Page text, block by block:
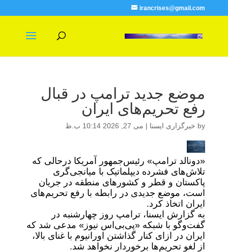
irancrises@gmail.com
موضع جدید ترامپ در قبال
رفع تحریم‌های ایران
by خبرگزاری ایسنا | می 27, 2026 10:14 ب.ظ
«دونالد ترامپ» رئیس‌جمهور آمریکا درحالی که
تلاش‌های فشرده دیپلماتیک با میانجی‌گری
پاکستان و قطر و کشورهای منطقه در جریان
است، موضع جدیدی در رابطه با رفع تحریم‌های
ایران اتخاذ کرد.
به گزارش ایسنا، ترامپ روز چهارشنبه در
گفت‌وگو با شبکه «پی‌بی‌اس نیوز» مدعی شد که
ایران در ازای کنار گذاشتن اورانیوم با غنای بالا،
از لغو تحریم‌ها برخوردار نخواهد شد.